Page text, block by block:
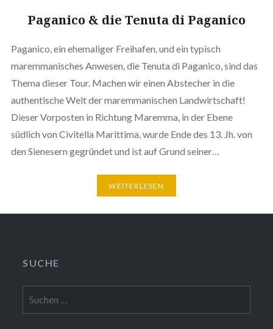
Paganico & die Tenuta di Paganico
Paganico, ein ehemaliger Freihafen, und ein typisch
maremmanisches Anwesen, die Tenuta di Paganico, sind das
Thema dieser Tour. Machen wir einen Abstecher in die
authentische Welt der maremmanischen Landwirtschaft!
Dieser Vorposten in Richtung Maremma, in der Ebene
südlich von Civitella Marittima, wurde Ende des 13. Jh. von
den Sienesern gegründet und ist auf Grund seiner…
WEITERLESEN
SUCHE
nach: